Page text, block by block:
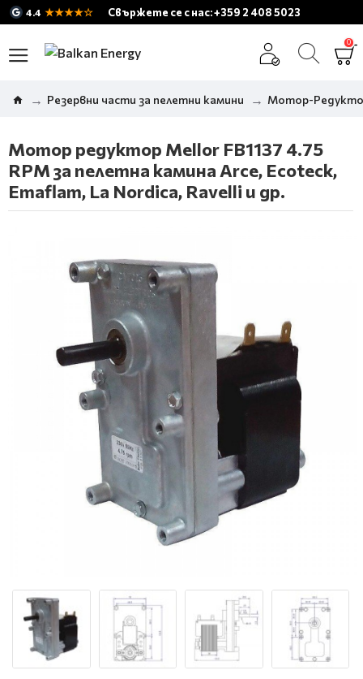
4.4 ★★★★☆ Свържете се с нас: +359 2 408 5023
0
Резервни части за пелетни камини Мотор-
Мотор редуктор Mellor FB1137 4.75
RPM за пелетна камина Arce, Ecoteck,
Emaflam, La Nordica, Ravelli и др.